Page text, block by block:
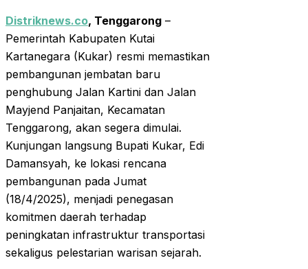
Distriknews.co, Tenggarong –
Pemerintah Kabupaten Kutai
Kartanegara (Kukar) resmi memastikan
pembangunan jembatan baru
penghubung Jalan Kartini dan Jalan
Mayjend Panjaitan, Kecamatan
Tenggarong, akan segera dimulai.
Kunjungan langsung Bupati Kukar, Edi
Damansyah, ke lokasi rencana
pembangunan pada Jumat
(18/4/2025), menjadi penegasan
komitmen daerah terhadap
peningkatan infrastruktur transportasi
sekaligus pelestarian warisan sejarah.